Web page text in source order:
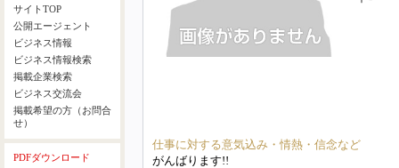
サイトTOP
公開エージェント
ビジネス情報
ビジネス情報検索
掲載企業検索
ビジネス交流会
掲載希望の方（お問合
せ）
PDFダウンロード
仕事に対する意気込み・情熱・信念など
がんばります!!